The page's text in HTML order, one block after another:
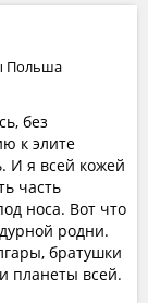
во
выдвинул
—
и
и
проектов
Польша
без
к элите
И я всей кожей
часть
носа. Вот что
родни.
братушки
планеты всей.